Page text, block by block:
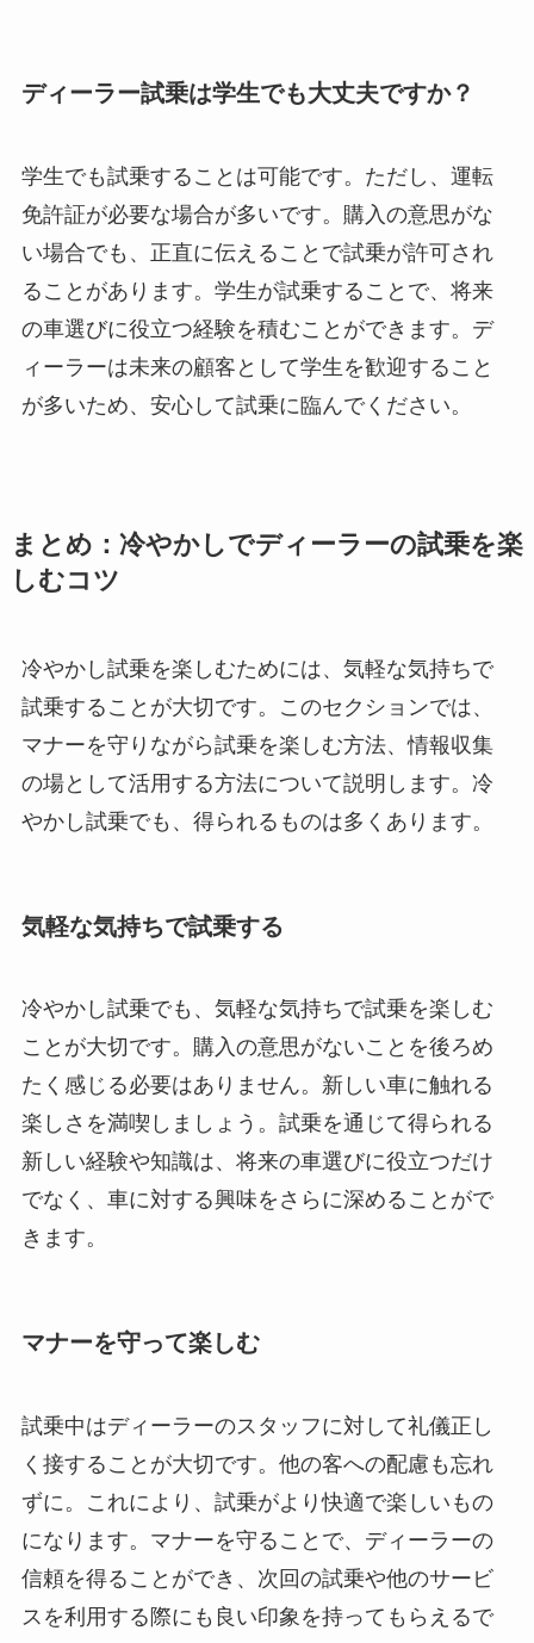
ディーラー試乗は学生でも大丈夫ですか？
学生でも試乗することは可能です。ただし、運転
免許証が必要な場合が多いです。購入の意思がな
い場合でも、正直に伝えることで試乗が許可され
ることがあります。学生が試乗することで、将来
の車選びに役立つ経験を積むことができます。デ
ィーラーは未来の顧客として学生を歓迎すること
が多いため、安心して試乗に臨んでください。
まとめ：冷やかしでディーラーの試乗を楽
しむコツ
冷やかし試乗を楽しむためには、気軽な気持ちで
試乗することが大切です。このセクションでは、
マナーを守りながら試乗を楽しむ方法、情報収集
の場として活用する方法について説明します。冷
やかし試乗でも、得られるものは多くあります。
気軽な気持ちで試乗する
冷やかし試乗でも、気軽な気持ちで試乗を楽しむ
ことが大切です。購入の意思がないことを後ろめ
たく感じる必要はありません。新しい車に触れる
楽しさを満喫しましょう。試乗を通じて得られる
新しい経験や知識は、将来の車選びに役立つだけ
でなく、車に対する興味をさらに深めることがで
きます。
マナーを守って楽しむ
試乗中はディーラーのスタッフに対して礼儀正し
く接することが大切です。他の客への配慮も忘れ
ずに。これにより、試乗がより快適で楽しいもの
になります。マナーを守ることで、ディーラーの
信頼を得ることができ、次回の試乗や他のサービ
スを利用する際にも良い印象を持ってもらえるで